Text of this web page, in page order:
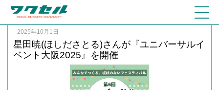
2025年10月1日
星田暁(ほしださとる)さんが『ユニバーサルイ
ベント大阪2025』を開催